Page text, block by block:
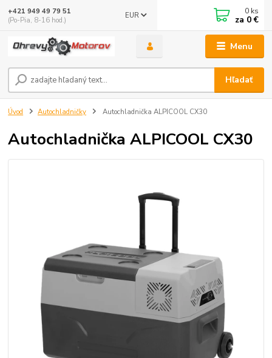
Menu
EUR
Hľadať
+421 949 49 79 51
(Po-Pia, 8-16 hod.)
0 ks
za 0 €
Úvod Autochladničky Autochladnička ALPICOOL CX30
Autochladnička ALPICOOL CX30